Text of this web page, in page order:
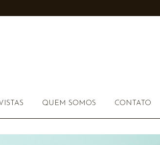
QUEM SOMOS CONTATO